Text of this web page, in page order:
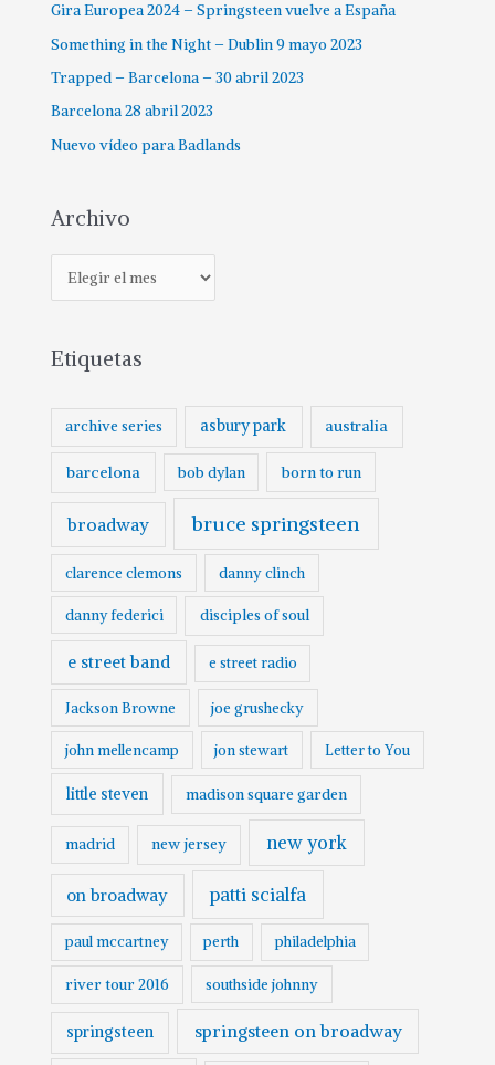
Gira Europea 2024 – Springsteen vuelve a España
Something in the Night – Dublin 9 mayo 2023
Trapped – Barcelona – 30 abril 2023
Barcelona 28 abril 2023
Nuevo vídeo para Badlands
Archivo
Etiquetas
archive series asbury park australia
barcelona bob dylan born to run
broadway bruce springsteen
clarence clemons danny clinch
danny federici disciples of soul
e street band e street radio
Jackson Browne joe grushecky
john mellencamp jon stewart Letter to You
little steven madison square garden
madrid new jersey new york
on broadway patti scialfa
paul mccartney perth philadelphia
river tour 2016 southside johnny
springsteen springsteen on broadway